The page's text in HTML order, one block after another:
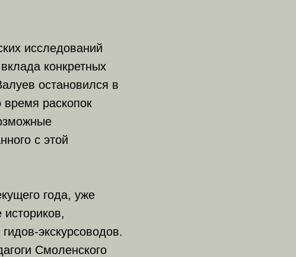
исследований
конкретных
остановился в
раскопок
с этой
года, уже
экскурсоводов.
Смоленского